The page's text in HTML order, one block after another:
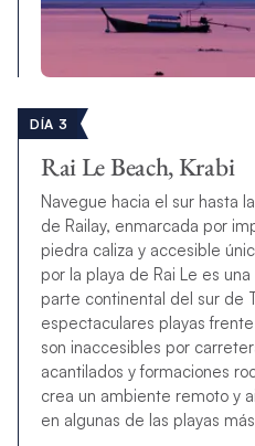
DÍA 3
Rai Le Beach, Krabi
Navegue hacia el sur hasta
de Railay, enmarcada por
piedra caliza y accesible
por la playa de Rai Le es
parte continental del sur de
espectaculares playas
son inaccesibles por
acantilados y formaciones
crea un ambiente remoto y
en algunas de las playas